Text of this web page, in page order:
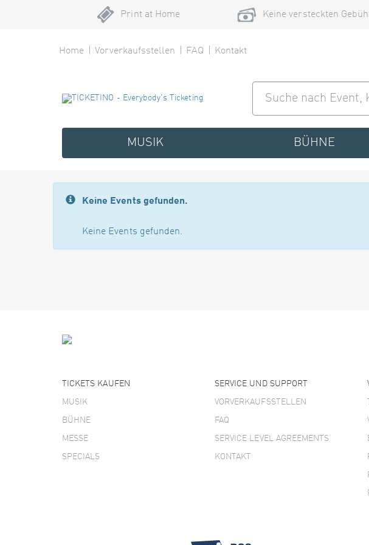
Print at Home Keine versteckten
Home Vorverkaufsstellen FAQ Kontakt
MUSIK BÜHNE
Keine Events gefunden.
Keine Events gefunden.
TICKETS KAUFEN
MUSIK
BÜHNE
MESSE
SPECIALS
SERVICE UND SUPPORT
VORVERKAUFSSTELLEN
FAQ
SERVICE LEVEL AGREEMENTS
KONTAKT